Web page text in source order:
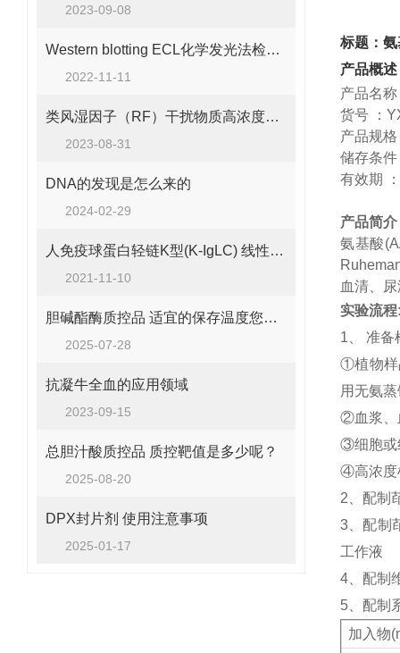
2023-09-08
Western blotting ECL化学发光法检测试剂盒
2022-11-11
类风湿因子（RF）干扰物质高浓度供应
2023-08-31
DNA的发现是怎么来的
2024-02-29
人免疫球蛋白轻链K型(K-IgLC) 线性高值原料使用说明！
2021-11-10
胆碱酯酶质控品 适宜的保存温度您知道吗？
2025-07-28
抗凝牛全血的应用领域
2023-09-15
总胆汁酸质控品 质控靶值是多少呢？
2025-08-20
DPX封片剂 使用注意事项
2025-01-17
标题：
产品概述
产品名称
货号
：
产品规格
储存条件
有效期
：
产品简介
氨基酸
血清、
实验流程
1、 准备
①植物样
用无氨
②血浆、
③细胞或
④高浓度
2、配制
3、配制
工作液
4、配制
5、配制
加入物